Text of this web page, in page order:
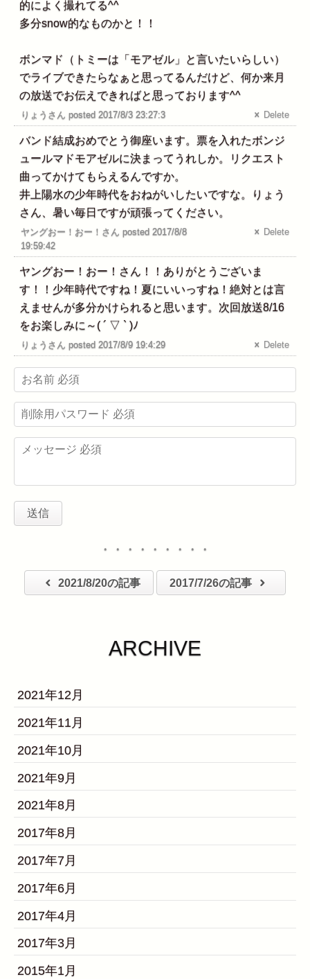
的によく撮れてる^^
多分snow的なものかと！！
ボンマド（トミーは「モアゼル」と言いたいらしい）
でライブできたらなぁと思ってるんだけど、何か来月
の放送でお伝えできればと思っております^^
りょうさん posted 2017/8/3 23:27:3 Delete
バンド結成おめでとう御座います。票を入れたボンジ
ュールマドモアゼルに決まってうれしか。リクエスト
曲ってかけてもらえるんですか。
井上陽水の少年時代をおねがいしたいですな。りょう
さん、暑い毎日ですが頑張ってください。
ヤングおー！おー！さん posted 2017/8/8
19:59:42
Delete
ヤングおー！おー！さん！！ありがとうございま
す！！少年時代ですね！夏にいいっすね！絶対とは言
えませんが多分かけられると思います。次回放送8/16
をお楽しみに～( ´ ▽ ` )ﾉ
りょうさん posted 2017/8/9 19:4:29 Delete
・・・・・・・・・
2021/8/20の記事 2017/7/26の記事
ARCHIVE
2021年12月
2021年11月
2021年10月
2021年9月
2021年8月
2017年8月
2017年7月
2017年6月
2017年4月
2017年3月
2015年1月